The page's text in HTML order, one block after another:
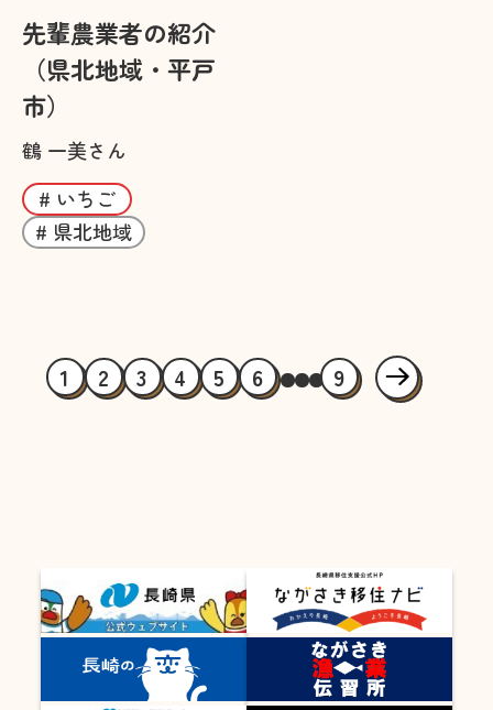
先輩農業者の紹介
（県北地域・平戸
市）
鶴 一美さん
# いちご
# 県北地域
1 2 3 4 5 6 9